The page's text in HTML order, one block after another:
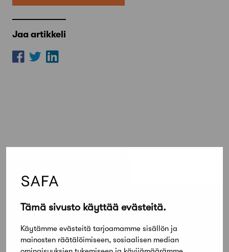
Tämä sivusto käyttää evästeitä.
Käytämme evästeitä tarjoamamme sisällön ja
mainosten räätälöimiseen, sosiaalisen median
Jaa artikkeli
Lue lisää
Architect looking for a job